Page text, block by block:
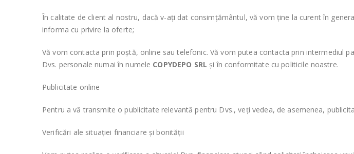
În calitate de client al nostru, dacă v-ați dat consimțământul, vă vom ține la curent în
informa cu privire la oferte;
Vă vom contacta prin poștă, online sau telefonic. Vă vom putea contacta prin intermediul
Dvs. personale numai în numele COPYDEPO SRL și în conformitate cu politicile noastre.
Publicitate online
Pentru a vă transmite o publicitate relevantă pentru Dvs., veți vedea, de asemenea,
Verificări ale situației financiare și bonității